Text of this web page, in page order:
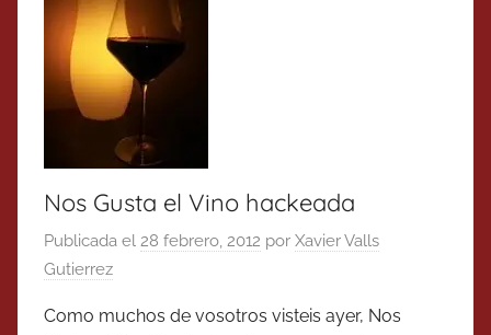
Nos Gusta el Vino hackeada
Publicada el 28 febrero, 2012 por Xavier Valls
Gutierrez
Como muchos de vosotros visteis ayer, Nos